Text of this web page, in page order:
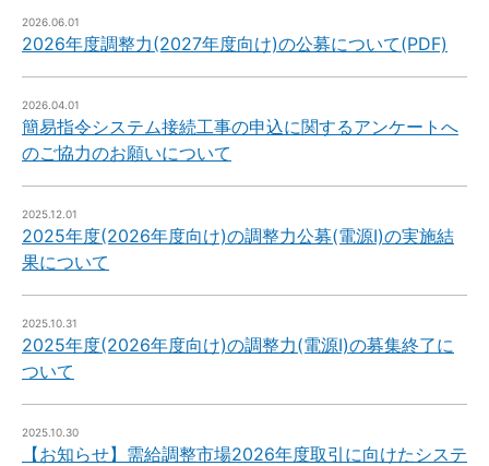
2026.06.01
2026年度調整力(2027年度向け)の公募について(PDF)
2026.04.01
簡易指令システム接続工事の申込に関するアンケートへ
のご協力のお願いについて
2025.12.01
2025年度(2026年度向け)の調整力公募(電源Ⅰ)の実施結
果について
2025.10.31
2025年度(2026年度向け)の調整力(電源Ⅰ)の募集終了に
ついて
2025.10.30
【お知らせ】需給調整市場2026年度取引に向けたシステ